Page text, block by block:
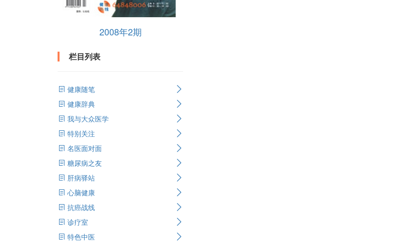
2008年2期
栏目列表
健康随笔
健康辞典
我与大众医学
特别关注
名医面对面
糖尿病之友
肝病驿站
心脑健康
抗癌战线
诊疗室
特色中医